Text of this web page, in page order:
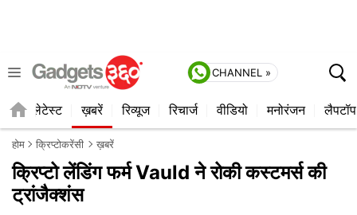
CHANNEL »
लेटेस्ट ख़बरें रिव्यूज रिचार्ज वीडियो मनोरंजन लैपटॉप
होम क्रिप्टोकरेंसी ख़बरें
क्रिप्टो लेंडिंग फर्म Vauld ने रोकी कस्टमर्स की
ट्रांजैक्शंस